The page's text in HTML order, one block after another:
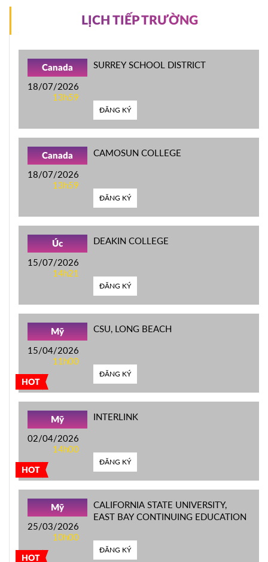
LỊCH TIẾP TRƯỜNG
Canada
18/07/2026
13h59
SURREY SCHOOL DISTRICT
ĐĂNG KÝ
Canada
18/07/2026
13h59
CAMOSUN COLLEGE
ĐĂNG KÝ
Úc
15/07/2026
14h21
DEAKIN COLLEGE
ĐĂNG KÝ
HOT
Mỹ
15/04/2026
11h00
CSU, LONG BEACH
ĐĂNG KÝ
HOT
Mỹ
02/04/2026
14h00
INTERLINK
ĐĂNG KÝ
HOT
Mỹ
25/03/2026
10h00
CALIFORNIA STATE UNIVERSITY,
EAST BAY CONTINUING EDUCATION
ĐĂNG KÝ